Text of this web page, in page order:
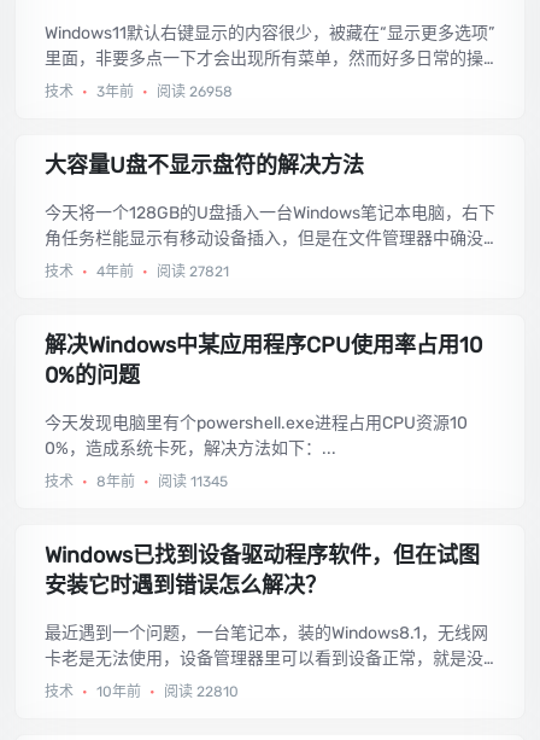
Windows11默认右键显示的内容很少，被藏在“显示更多选项”
里面，非要多点一下才会出现所有菜单，然而好多日常的操
作都需要点这个显示更多选项，非常麻烦，今天就教大家如
技术 • 3年前 • 阅读 26958
大容量U盘不显示盘符的解决方法
今天将一个128GB的U盘插入一台Windows笔记本电脑，右下
角任务栏能显示有移动设备插入，但是在文件管理器中确没
有盘符，去磁盘管理器中也看不到新插入的盘，插拔了很多
技术 • 4年前 • 阅读 27821
解决Windows中某应用程序CPU使用率占用10
0%的问题
今天发现电脑里有个powershell.exe进程占用CPU资源10
0%，造成系统卡死，解决方法如下：...
技术 • 8年前 • 阅读 11345
Windows已找到设备驱动程序软件，但在试图
安装它时遇到错误怎么解决？
最近遇到一个问题，一台笔记本，装的Windows8.1，无线网
卡老是无法使用，设备管理器里可以看到设备正常，就是没
法连接无线网络，于是尝试重装无线网卡的驱动，但是出
技术 • 10年前 • 阅读 22810